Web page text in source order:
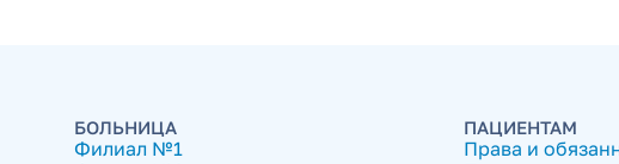
БОЛЬНИЦА
Филиал №1
ПАЦИЕНТАМ
Права и